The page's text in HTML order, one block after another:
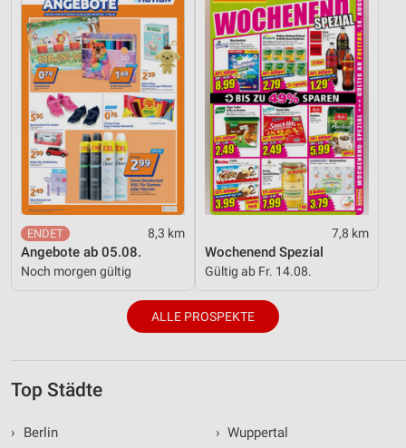
8,3 km
Angebote ab 05.08.
Noch morgen gültig
7,8 km
Wochenend Spezial
Gültig ab Fr. 14.08.
ALLE PROSPEKTE
Top Städte
›
Berlin
› Wuppertal